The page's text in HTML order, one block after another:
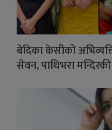
बेदिका केसीको
सेवन, पाथिभरा